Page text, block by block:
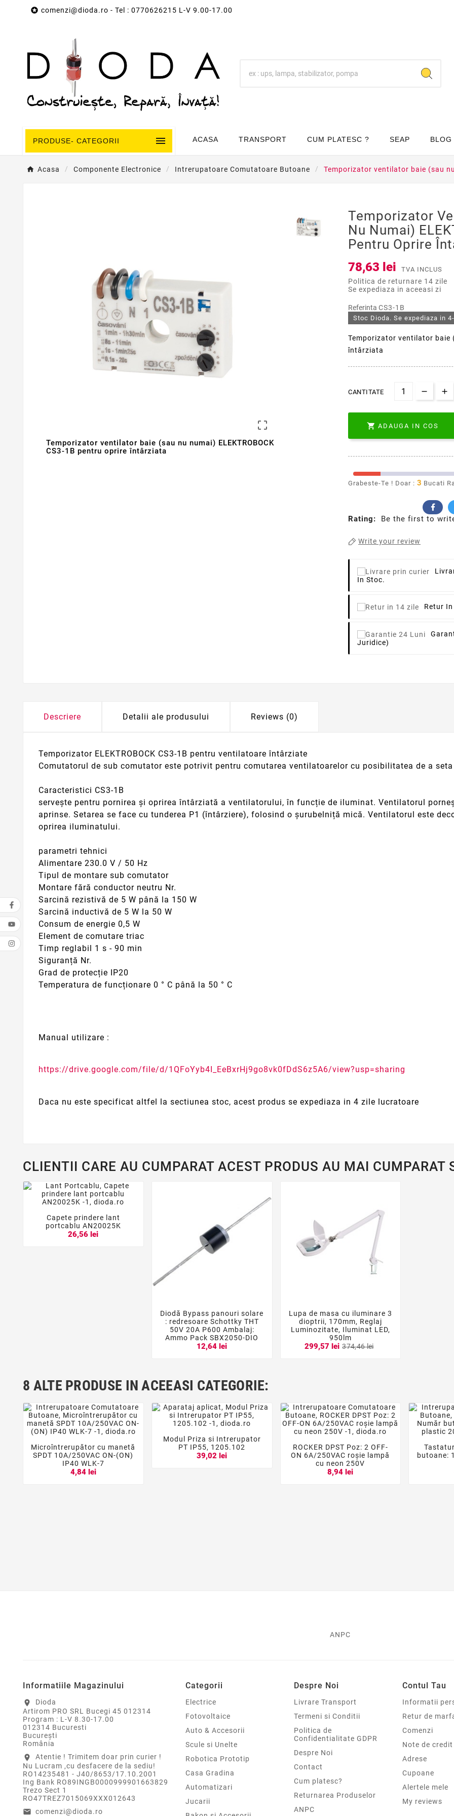
 comenzi@dioda.ro - Tel : 0770626215 L-V 9.00-17.00
PRODUSE- CATEGORII  ACASA TRANSPORT CUM PLATESC ? SEAP BLOG
Acasa Componente Electronice Intrerupatoare Comutatoare Butoane Temporizator ventilator baie (sau

Temporizator ventilator baie (sau nu numai) ELEKTROBOCK
CS3-1B pentru oprire întârziata
Temporizator
Nu Numai)
Pentru Oprire
78,63 lei TVA INCLUS
Politica de returnare 14 zile
Se expediaza in aceeasi zi
Referinta CS3-1B
Stoc Dioda. Se expediaza in
Temporizator ventilator baie
întârziata
CANTITATE
 ADAUGA IN COS
Grabeste-Te ! Doar : 3 Bucati
Rating: Be the first to
Write your review
In Stoc.
Retur
Juridice)
Descriere Detalii ale produsului Reviews (0)
Temporizator ELEKTROBOCK CS3-1B pentru ventilatoare întârziate
Comutatorul de sub comutator este potrivit pentru comutarea ventilatoarelor cu posibilitatea de a
Caracteristici CS3-1B
servește pentru pornirea și oprirea întârziată a ventilatorului, în funcție de iluminat. Ventilatorul
aprinse. Setarea se face cu tunderea P1 (întârziere), folosind o șurubelniță mică. Ventilatorul este
oprirea iluminatului.
parametri tehnici
Alimentare 230.0 V / 50 Hz
Tipul de montare sub comutator
Montare fără conductor neutru Nr.
Sarcină rezistivă de 5 W până la 150 W
Sarcină inductivă de 5 W la 50 W
Consum de energie 0,5 W
Element de comutare triac
Timp reglabil 1 s - 90 min
Siguranță Nr.
Grad de protecție IP20
Temperatura de funcționare 0 ° C până la 50 ° C
Manual utilizare :
https://drive.google.com/file/d/1QFoYyb4I_EeBxrHj9go8vk0fDdS6z5A6/view?usp=sharing
Daca nu este specificat altfel la sectiunea stoc, acest produs se expediaza in 4 zile lucratoare
CLIENTII CARE AU CUMPARAT ACEST PRODUS AU MAI CUMPARAT
  
Capete prindere lant
portcablu AN20025K
26,56 lei
  
Diodă Bypass panouri solare
: redresoare Schottky THT
50V 20A P600 Ambalaj:
Ammo Pack SBX2050-DIO
12,64 lei
  
Lupa de masa cu iluminare 3
dioptrii, 170mm, Reglaj
Luminozitate, Iluminat LED,
950lm
299,57 lei 374,46 lei
8 ALTE PRODUSE IN ACEEASI CATEGORIE:
  
Microîntrerupător cu manetă
SPDT 10A/250VAC ON-(ON)
IP40 WLK-7
4,84 lei
  
Modul Priza si Intrerupator
PT IP55, 1205.102
39,02 lei   
ROCKER DPST Poz: 2 OFF-
ON 6A/250VAC roşie lampă
cu neon 250V
8,94 lei

butoane:
ANPC
Informatiile Magazinului
location_on
Dioda
Artirom PRO SRL Bucegi 45 012314
Program : L-V 8.30-17.00
012314 Bucuresti
Bucureşti
România
location_on
Atentie ! Trimitem doar prin curier !
Nu Lucram ,cu desfacere de la sediu!
RO14235481 - J40/8653/17.10.2001
Ing Bank RO89INGB0000999901663829
Trezo Sect 1
RO47TREZ7015069XXX012643
email comenzi@dioda.ro
Categorii
Electrice
Fotovoltaice
Auto & Accesorii
Scule si Unelte
Robotica Prototip
Casa Gradina
Automatizari
Jucarii
Despre Noi
Livrare Transport
Termeni si Conditii
Politica de
Confidentialitate GDPR
Despre Noi
Contact
Cum platesc?
Returnarea Produselor
ANPC
Contul Tau
Informatii
Retur de
Comenzi
Note de credit
Adrese
Cupoane
Alertele mele
My reviews